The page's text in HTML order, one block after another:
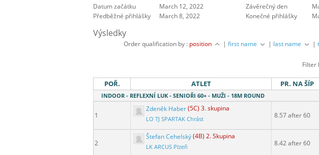
Datum začátku March 12, 2022 Závěrečný den
Předběžné přihlášky
March 8, 2022 Konečné přihlášky
Výsledky
Order qualification by : position |first name | last name |
Filter
POŘ. ATLET PR. NA ŠÍP
INDOOR - REFLEXNÍ LUK - SENIOŘI 60+ - MUŽI - 18M ROUND
1
Zdeněk Haber(5C) 3. skupina
LO TJ SPARTAK Chrást 8.57 after 60
2
Štefan Cehelský(4B) 2. Skupina
LK ARCUS Plzeň 8.42 after 60